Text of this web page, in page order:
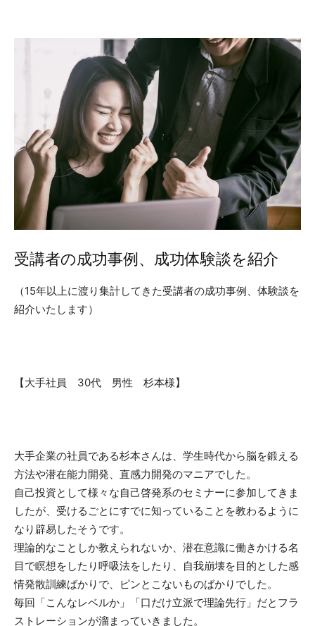
受講者の成功事例、成功体験談を紹介
（15年以上に渡り集計してきた受講者の成功事例、体験談を
紹介いたします）
【大手社員 30代 男性 杉本様】
大手企業の社員である杉本さんは、学生時代から脳を鍛える
方法や潜在能力開発、直感力開発のマニアでした。
自己投資として様々な自己啓発系のセミナーに参加してきま
したが、受けるごとにすでに知っていることを教わる ように
なり辟易したそうです。
理論的なことしか教えられないか、潜在意識に働きかける名
目で瞑想をしたり呼吸法をしたり、自我崩壊を目的とした感
情発散訓練ばかりで、ピンとこないものばかりでした。
毎回 「こんなレベルか」「口だけ立派で理論先行」 だとフラ
ストレーションが溜まっていきました。